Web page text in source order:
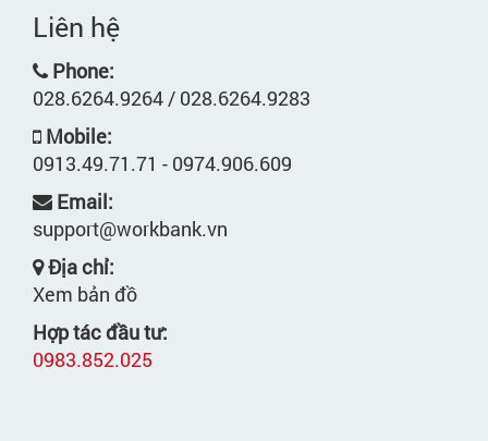
Liên hệ
Phone:
028.6264.9264 / 028.6264.9283
Mobile:
0913.49.71.71 - 0974.906.609
Email:
support@workbank.vn
Địa chỉ:
Xem bản đồ
Hợp tác đầu tư:
0983.852.025